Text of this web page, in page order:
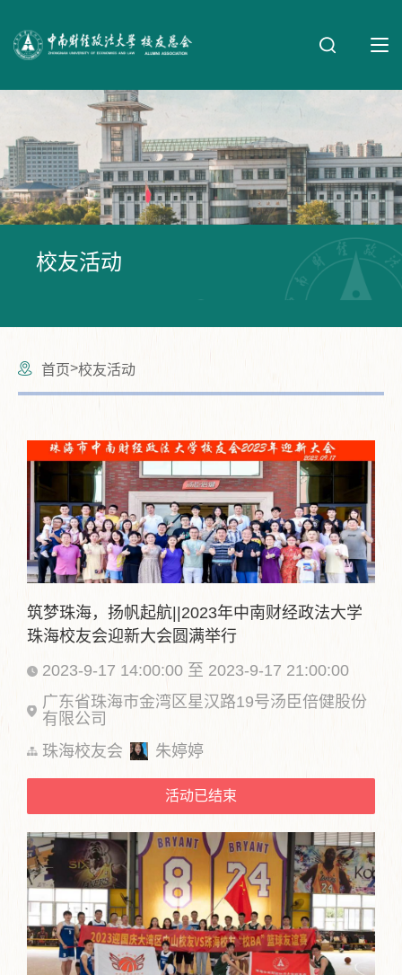
校友活动
首页>校友活动
筑梦珠海，扬帆起航||2023年中南财经政法大学
珠海校友会迎新大会圆满举行
2023-9-17 14:00:00 至 2023-9-17 21:00:00
广东省珠海市金湾区星汉路19号汤臣倍健股份
有限公司
珠海校友会
朱婷婷
活动已结束